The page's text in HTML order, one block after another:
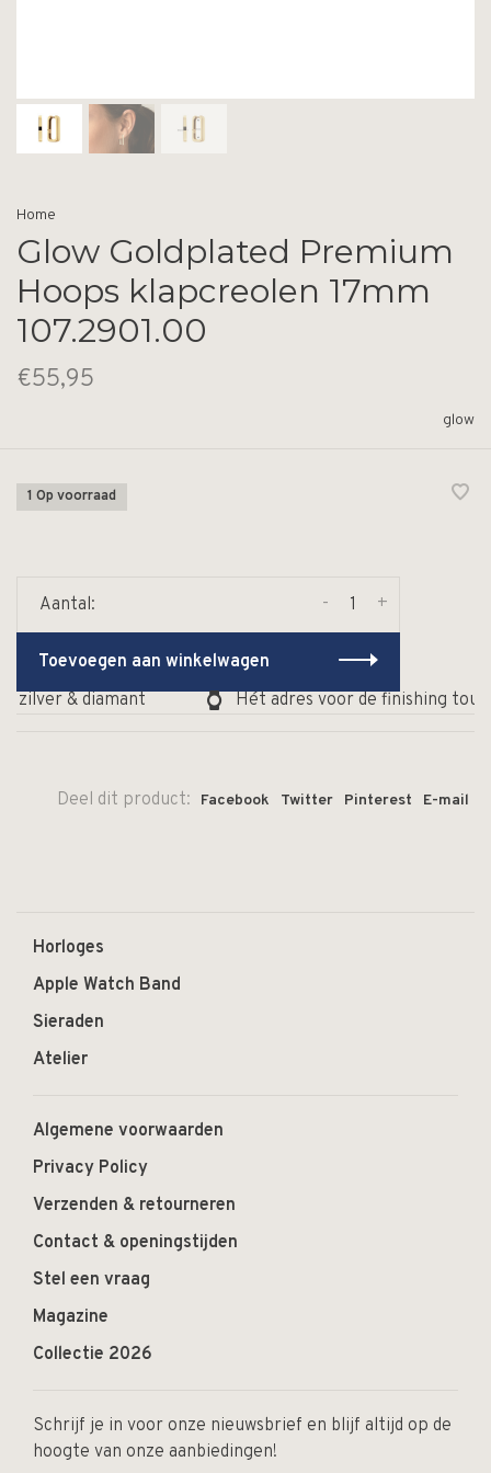
Home
Glow Goldplated Premium
Hoops klapcreolen 17mm
107.2901.00
€55,95
glow
1 Op voorraad
Aantal: +
-
Toevoegen aan winkelwagen
zilver & diamant
Hét adres voor de finishing
Deel dit product: Facebook Twitter Pinterest E-mail
Horloges
Apple Watch Band
Sieraden
Atelier
Algemene voorwaarden
Privacy Policy
Verzenden & retourneren
Contact & openingstijden
Stel een vraag
Magazine
Collectie 2026
Schrijf je in voor onze nieuwsbrief en blijf altijd op de
hoogte van onze aanbiedingen!